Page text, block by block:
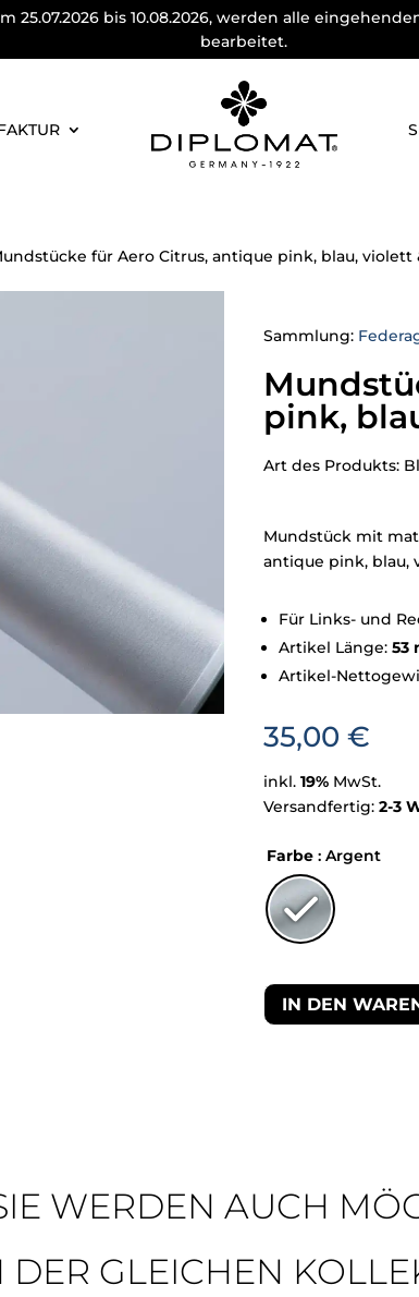
bis 10.08.2026, werden alle
bearbeitet.
für Aero Citrus, antique pink, blau, violett
Sammlung:
pink,
Art des Produkts:
Mundstück mit
antique pink, blau,
Für Links- und
Artikel Länge: 53
Artikel-
35,00 €
inkl. 19% MwSt.
Versandfertig: 2-3
Farbe : Argent
IN DEN
WERDEN AUCH
DER GLEICHEN